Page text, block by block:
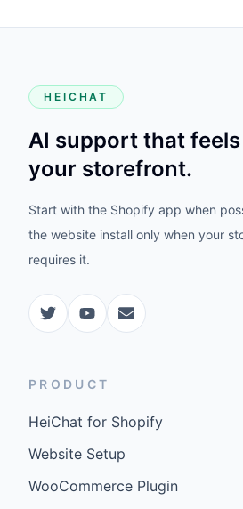
HEICHAT
AI support that
your storefront.
Start with the Shopify app when
the website install only when your
requires it.
PRODUCT
HeiChat for Shopify
Website Setup
WooCommerce Plugin